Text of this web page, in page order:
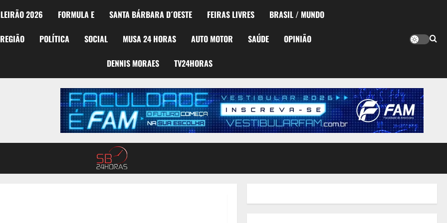
2026 FORMULA E SANTA BÁRBARA D´OESTE FEIRAS LIVRES BRASIL / MUNDO
REGIÃO POLÍTICA SOCIAL MUSA 24 HORAS AUTO MOTOR SAÚDE OPINIÃO
DENNIS MORAES TV24HORAS